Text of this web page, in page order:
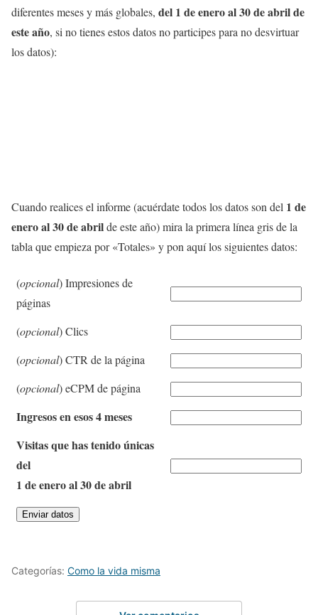
diferentes meses y más globales, del 1 de enero al 30 de abril de
este año, si no tienes estos datos no participes para no desvirtuar
los datos):
Cuando realices el informe (acuérdate todos los datos son del 1 de
enero al 30 de abrilde este año) mira la primera línea gris de la
tabla que empieza por «Totales» y pon aquí los siguientes datos:
(opcional) Impresiones de
páginas
(opcional) Clics
(opcional) CTR de la página
(opcional) eCPM de página
Ingresos en esos 4 meses
Visitas que has tenido únicas
del
1 de enero al 30 de abril
Categorías: Como la vida misma